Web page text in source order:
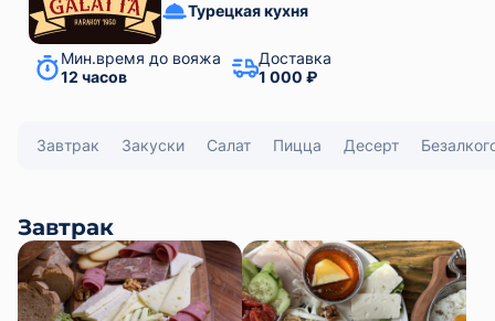
Турецкая кухня
Мин.время до вояжа
12 часов
Доставка
1 000 ₽
Завтрак Закуски Салат Пицца Десерт
Завтрак